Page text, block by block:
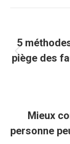
5
piège des
Mieux
personne